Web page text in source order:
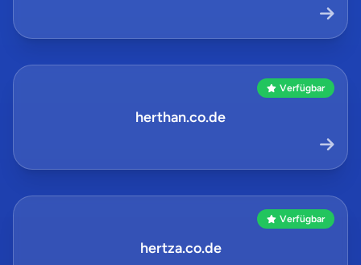
Verfügbar
herthan.co.de
Verfügbar
hertza.co.de